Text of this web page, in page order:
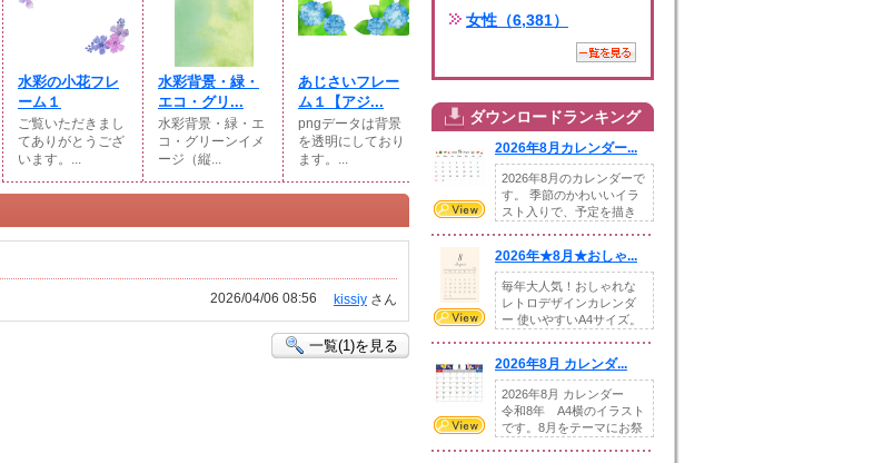
水彩の小花フレ
ーム１
ご覧いただきまし
てありがとうござ
います。...
水彩背景・緑・
エコ・グリ...
水彩背景・緑・エ
コ・グリーンイメ
ージ（縦...
あじさいフレー
ム１【アジ...
pngデータは背景
を透明にしており
ます。...
kissiy さん
2026/04/06 08:56
一覧(1)を見る
女性（6,381）
ダウンロードランキング
2026年8月カレンダー...
2026年8月のカレンダーで
す。 季節のかわいいイラ
スト入りで、予定を描き
2026年★8月★おしゃ...
毎年大人気！おしゃれな
レトロデザインカレンダ
ー 使いやすいA4サイズ。
2026年8月 カレンダ...
2026年8月 カレンダー
令和8年 A4横のイラスト
です。8月をテーマにお祭